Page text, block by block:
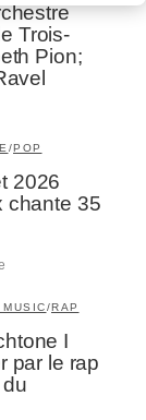
Trois-
Pion;
/POP
2026
chante 35
/RAP
I
par le rap